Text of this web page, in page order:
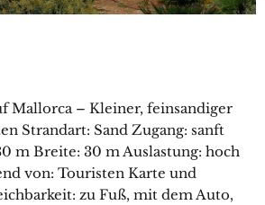
Mallorca – Kleiner, feinsandiger
Strandart: Sand Zugang: sanft
m Breite: 30 m Auslastung: hoch
von: Touristen Karte und
zu Fuß, mit dem Auto,